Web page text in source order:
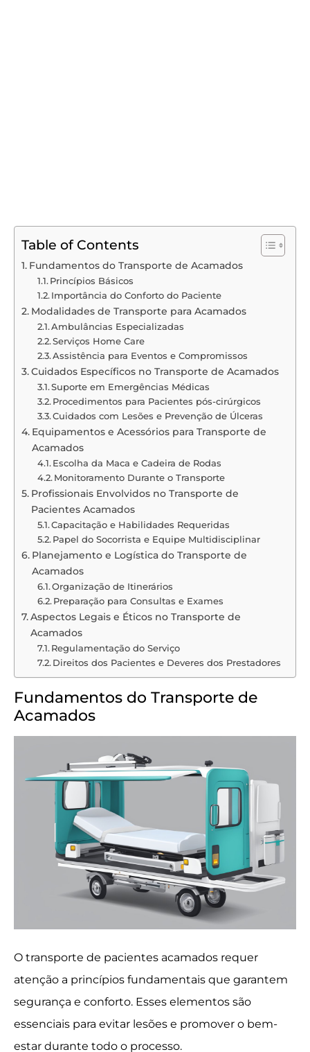
Table of Contents
Fundamentos do Transporte de Acamados
Princípios Básicos
Importância do Conforto do Paciente
Modalidades de Transporte para Acamados
Ambulâncias Especializadas
Serviços Home Care
Assistência para Eventos e Compromissos
Cuidados Específicos no Transporte de Acamados
Suporte em Emergências Médicas
Procedimentos para Pacientes pós-cirúrgicos
Cuidados com Lesões e Prevenção de Úlceras
Equipamentos e Acessórios para Transporte de
Acamados
Escolha da Maca e Cadeira de Rodas
Monitoramento Durante o Transporte
Profissionais Envolvidos no Transporte de
Pacientes Acamados
Capacitação e Habilidades Requeridas
Papel do Socorrista e Equipe Multidisciplinar
Planejamento e Logística do Transporte de
Acamados
Organização de Itinerários
Preparação para Consultas e Exames
Aspectos Legais e Éticos no Transporte de
Acamados
Regulamentação do Serviço
Direitos dos Pacientes e Deveres dos Prestadores
Fundamentos do Transporte de
Acamados
O transporte de pacientes acamados requer
atenção a princípios fundamentais que garantem
segurança e conforto. Esses elementos são
essenciais para evitar lesões e promover o bem-
estar durante todo o processo.